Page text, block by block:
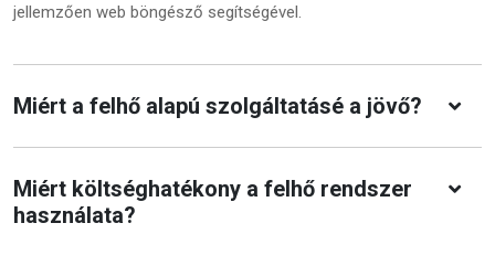
jellemzően web böngésző segítségével.
Miért a felhő alapú szolgáltatásé a jövő?
Miért költséghatékony a felhő rendszer
használata?